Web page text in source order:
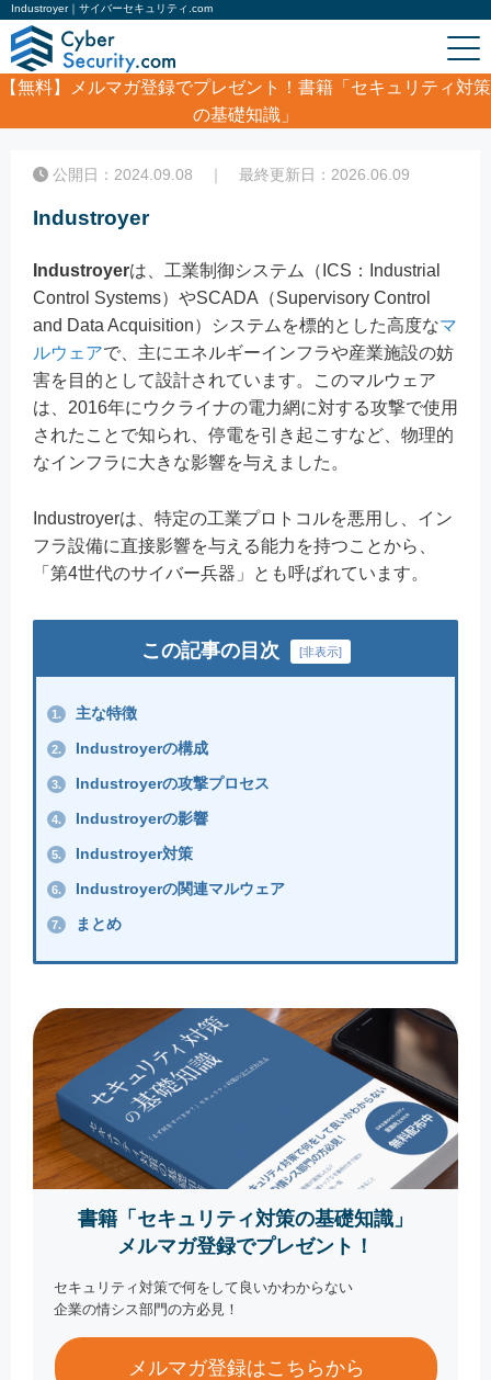
Industroyer｜サイバーセキュリティ.com
【無料】
メルマガ登録でプレゼント！書籍「セキュリティ対策
の基礎知識」
Industroyer
公開日：2024.09.08 ｜ 最終更新日：2026.06.09
Industroyer
Industroyerは、工業制御システム（ICS：Industrial
Control Systems）やSCADA（Supervisory Control
and Data Acquisition）システムを標的とした高度なマ
ルウェアで、主にエネルギーインフラや産業施設の妨
害を目的として設計されています。このマルウェア
は、2016年にウクライナの電力網に対する攻撃で使用
されたことで知られ、停電を引き起こすなど、物理的
なインフラに大きな影響を与えました。
Industroyerは、特定の工業プロトコルを悪用し、イン
フラ設備に直接影響を与える能力を持つことから、
「第4世代のサイバー兵器」とも呼ばれています。
この記事の目次 [非表示]
1. 主な特徴
2. Industroyerの構成
3. Industroyerの攻撃プロセス
4. Industroyerの影響
5. Industroyer対策
6. Industroyerの関連マルウェア
7. まとめ
書籍「セキュリティ対策の基礎知識」
メルマガ登録でプレゼント！
セキュリティ対策で何をして良いかわからない
企業の情シス部門の方必見！
メルマガ登録はこちらから